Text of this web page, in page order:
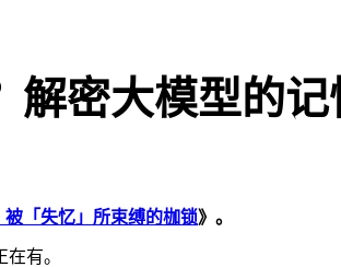
解密大模型的记
「失忆」所束缚的枷锁》。
有。